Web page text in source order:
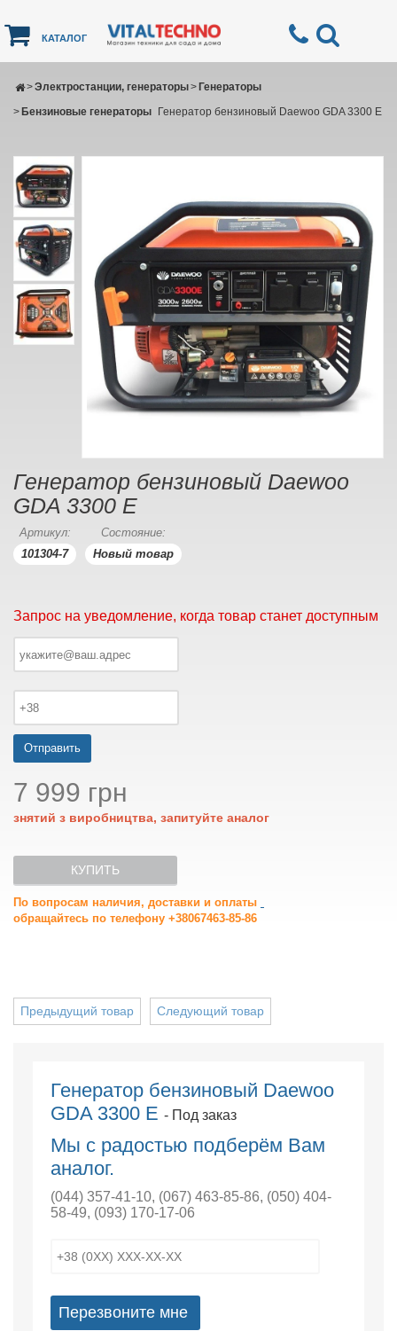
КАТАЛОГ
Электростанции, генераторы
> Генераторы
>
Бензиновые генераторы
> Генератор бензиновый Daewoo GDA 3300 Е
Генератор бензиновый Daewoo
GDA 3300 Е
Артикул:
101304-7
Состояние:
Новый товар
Запрос на уведомление, когда товар станет доступным
Отправить
7 999 грн
знятий з виробництва, запитуйте аналог
КУПИТЬ
По вопросам наличия, доставки и оплаты
обращайтесь по телефону +38067463-85-86
Следующий товар
Предыдущий товар
Генератор бензиновый Daewoo
GDA 3300 Е - Под заказ
Мы с радостью подберём Вам
аналог.
(044) 357-41-10, (067) 463-85-86, (050) 404-
58-49, (093) 170-17-06
Перезвоните мне